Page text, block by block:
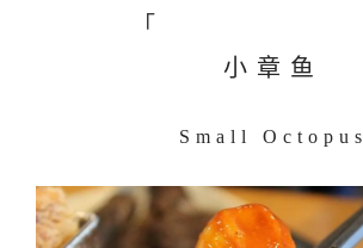
「
小章鱼
Small Octopus